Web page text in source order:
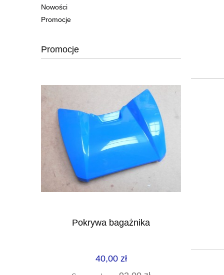
Nowości
Promocje
Promocje
Pokrywa bagażnika
40,00 zł